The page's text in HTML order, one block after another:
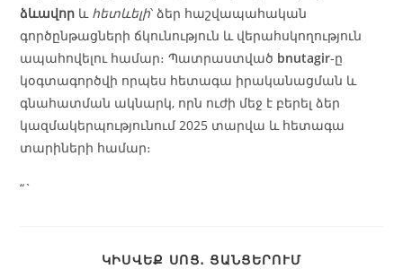
ձևավոր և հետևելի՝ ձեր հաշվապահական
գործընթացների ճկունություն և վերահսկողություն
ապահովելու համար։ Պատրաստված bnutagir‑ը
կօգտագործվի որպես հետագա իրականացման և
գնահատման ակնարկ, որն ուժի մեջ է բերել ձեր
կազմակերպությունում 2025 տարվա և հետագա
տարիների համար։
“`
ԿԻՍՎԵՔ ՍՈՑ․ ՑԱՆՑԵՐՈՒՄ